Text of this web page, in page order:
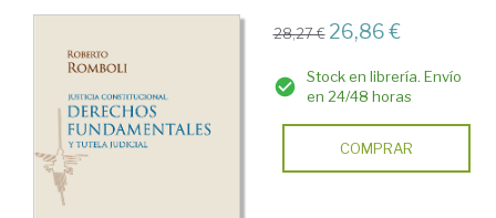
28,27 € 26,86 €
Stock en librería. Envío
en 24/48 horas
COMPRAR